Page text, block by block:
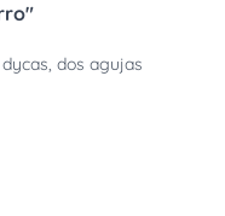
dycas, dos agujas